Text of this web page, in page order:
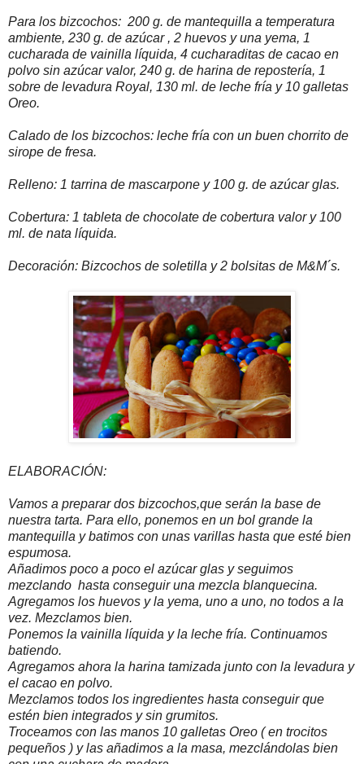
Para los bizcochos: 200 g. de mantequilla a temperatura
ambiente, 230 g. de azúcar , 2 huevos y una yema, 1
cucharada de vainilla líquida, 4 cucharaditas de cacao en
polvo sin azúcar valor, 240 g. de harina de repostería, 1
sobre de levadura Royal, 130 ml. de leche fría y 10 galletas
Oreo.
Calado de los bizcochos: leche fría con un buen chorrito de
sirope de fresa.
Relleno: 1 tarrina de mascarpone y 100 g. de azúcar glas.
Cobertura: 1 tableta de chocolate de cobertura valor y 100
ml. de nata líquida.
Decoración: Bizcochos de soletilla y 2 bolsitas de M&M´s.
ELABORACIÓN:
Vamos a preparar dos bizcochos,que serán la base de
nuestra tarta. Para ello, ponemos en un bol grande la
mantequilla y batimos con unas varillas hasta que esté bien
espumosa.
Añadimos poco a poco el azúcar glas y seguimos
mezclando hasta conseguir una mezcla blanquecina.
Agregamos los huevos y la yema, uno a uno, no todos a la
vez. Mezclamos bien.
Ponemos la vainilla líquida y la leche fría. Continuamos
batiendo.
Agregamos ahora la harina tamizada junto con la levadura y
el cacao en polvo.
Mezclamos todos los ingredientes hasta conseguir que
estén bien integrados y sin grumitos.
Troceamos con las manos 10 galletas Oreo ( en trocitos
pequeños ) y las añadimos a la masa, mezclándolas bien